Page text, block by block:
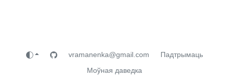
vramanenka@gmail.com
Падтрымаць
Моўная даведка